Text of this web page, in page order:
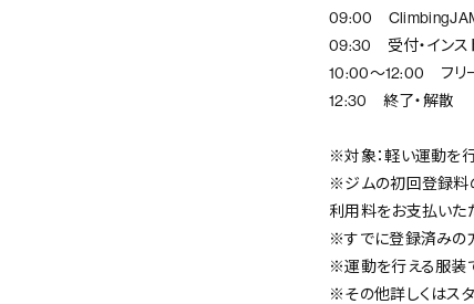
09:00
09:30 受付・インス
10:00～12:00 フリ
12:30 終了・解散
※対象：軽い運動を
※ジムの初回登録料
利用料をお支払いた
※すでに登録済みの
※運動を行える服装
※その他詳しくはスタ